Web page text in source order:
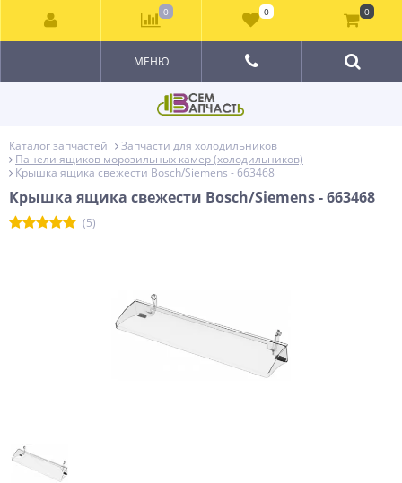
МЕНЮ
Каталог запчастей
Запчасти для холодильников
Панели ящиков морозильных камер (холодильников)
Крышка ящика свежести Bosch/Siemens - 663468
Крышка ящика свежести Bosch/Siemens - 663468
(5)
0 0 0